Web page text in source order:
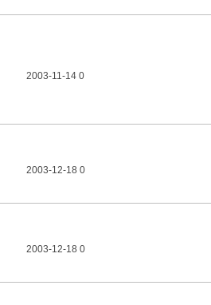
2003-11-14 0
2003-12-18 0
2003-12-18 0